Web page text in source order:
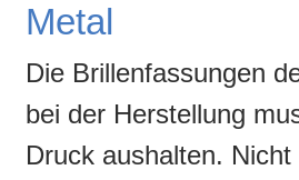
Metal
Die Brillenfassungen
bei der Herstellung
Druck aushalten.